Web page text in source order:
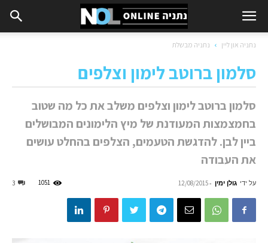
נתניה און ליין נתניה מבשלת
סלמון ברוטב לימון וצלפים
סלמון ברוטב לימון וצלפים משלב את כל מה שטוב
בחמצמצות המעודנת של מיץ הלימונים המבושלים
ביין לבן. להדגשת הטעמים, הצלפים בהחלט עושים
את העבודה
על ידי גולן ימין -
12/08/2015
3 1051